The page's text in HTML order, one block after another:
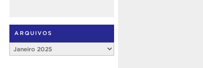
ARQUIVOS